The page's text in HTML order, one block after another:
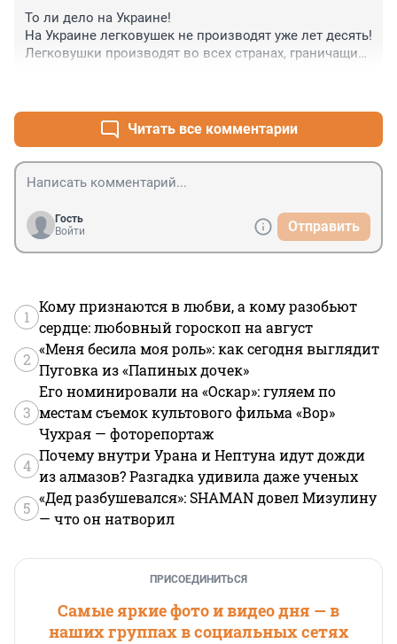
То ли дело на Украине!
На Украине легковушек не производят уже лет десять!
Легковушки производят во всех странах, граничащих
Читать все комментарии
Гость
Войти
Отправить
1
Кому признаются в любви, а кому разобьют
сердце: любовный гороскоп на август
2
«Меня бесила моя роль»: как сегодня выглядит
Пуговка из «Папиных дочек»
3
Его номинировали на «Оскар»: гуляем по
местам съемок культового фильма «Вор»
Чухрая — фоторепортаж
4
Почему внутри Урана и Нептуна идут дожди
из алмазов? Разгадка удивила даже ученых
5
«Дед разбушевался»: SHAMAN довел Мизулину
— что он натворил
ПРИСОЕДИНИТЬСЯ
Самые яркие фото и видео дня — в
наших группах в социальных сетях